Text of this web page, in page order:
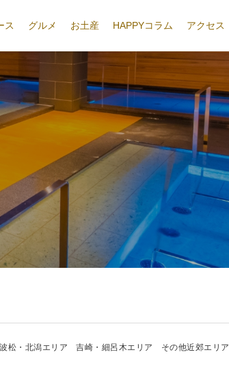
ス グルメ お土産 HAPPYコラム アクセス
波松・北潟エリア 吉崎・細呂木エリア その他近郊エリア